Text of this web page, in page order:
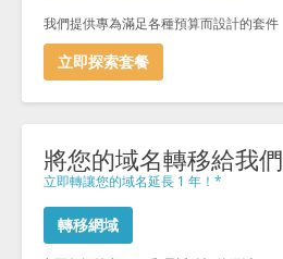
我們提供專為滿足各種預算而設計的套件
立即探索套餐
將您的域名轉移給我們
立即轉讓您的域名延長 1 年！*
轉移網域